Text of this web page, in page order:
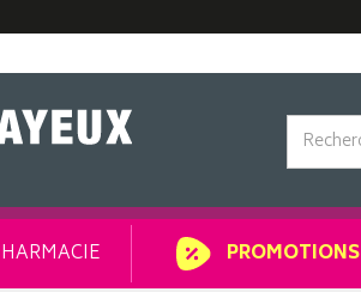
PROMOTIONS